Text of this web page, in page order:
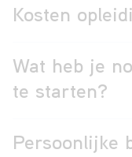
Kosten
Wat heb je
te starten?
Persoonlijke